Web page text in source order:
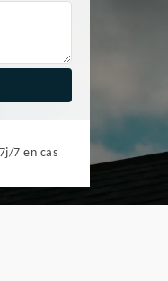
7 en cas